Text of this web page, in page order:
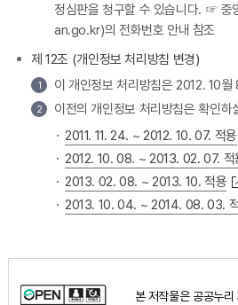
정심판을 청구할 수 있습니다. ☞
an.go.kr)의 전화번호 안내 참조
제 12조 (개인정보 처리방침 변경)
1 이 개인정보 처리방침은 2012. 10월
2
이전의 개인정보 처리방침은 확인하
2011. 11. 24. ~ 2012. 10. 07. 적용
2012. 10. 08. ~ 2013. 02. 07. 적
2013. 02. 08. ~ 2013. 10. 적용
2013. 10. 04. ~ 2014. 08. 03.
본 저작물은 공공누리